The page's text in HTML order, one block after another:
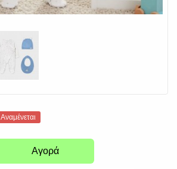
Αναμένεται
Αγορά